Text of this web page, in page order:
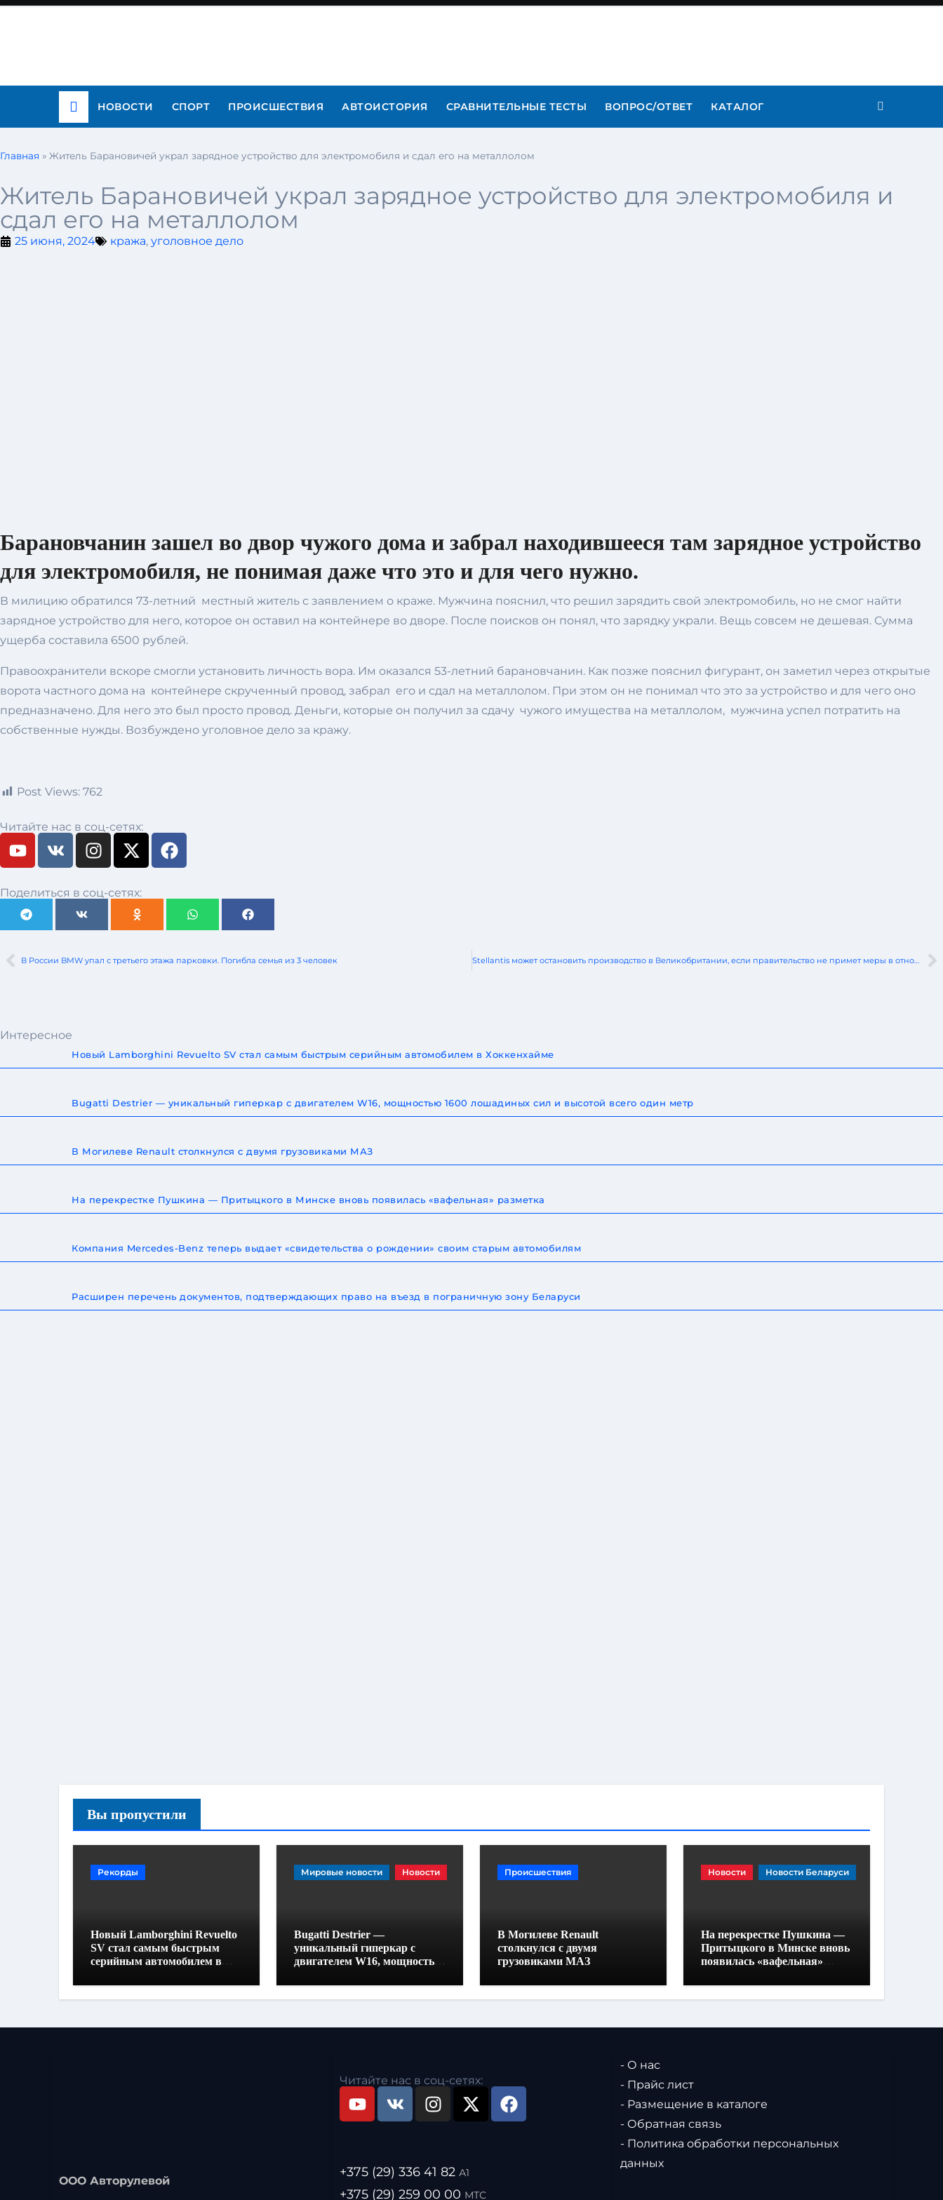
НОВОСТИ СПОРТ ПРОИСШЕСТВИЯ АВТОИСТОРИЯ СРАВНИТЕЛЬНЫЕ ТЕСТЫ ВОПРОС/ОТВЕТ КАТАЛОГ
Главная » Житель Барановичей украл зарядное устройство для электромобиля и сдал его на металлолом
Житель Барановичей украл зарядное устройство для электромобиля и
сдал его на металлолом
25 июня, 2024 кража, уголовное дело
Барановчанин зашел во двор чужого дома и забрал находившееся там зарядное устройство
для электромобиля, не понимая даже что это и для чего нужно.
В милицию обратился 73-летний местный житель с заявлением о краже. Мужчина пояснил, что решил зарядить свой электромобиль, но не смог найти
зарядное устройство для него, которое он оставил на контейнере во дворе. После поисков он понял, что зарядку украли. Вещь совсем не дешевая. Сумма
ущерба составила 6500 рублей.
Правоохранители вскоре смогли установить личность вора. Им оказался 53-летний барановчанин. Как позже пояснил фигурант, он заметил через открытые
ворота частного дома на контейнере скрученный провод, забрал его и сдал на металлолом. При этом он не понимал что это за устройство и для чего оно
предназначено. Для него это был просто провод. Деньги, которые он получил за сдачу чужого имущества на металлолом, мужчина успел потратить на
собственные нужды. Возбуждено уголовное дело за кражу.
Post Views: 762
Читайте нас в соц-сетях:
Поделиться в соц-сетях:
В России BMW упал с третьего этажа парковки. Погибла семья из 3 человек Stellantis может остановить производство в Великобритании, если правительство не примет меры в отношении электромобилей
Интересное
Новый Lamborghini Revuelto SV стал самым быстрым серийным автомобилем в Хоккенхайме
Bugatti Destrier — уникальный гиперкар с двигателем W16, мощностью 1600 лошадиных сил и высотой всего один метр
В Могилеве Renault столкнулся с двумя грузовиками МАЗ
На перекрестке Пушкина — Притыцкого в Минске вновь появилась «вафельная» разметка
Компания Mercedes-Benz теперь выдает «свидетельства о рождении» своим старым автомобилям
Расширен перечень документов, подтверждающих право на въезд в пограничную зону Беларуси
Вы пропустили
Рекорды
Новый Lamborghini Revuelto
SV стал самым быстрым
серийным автомобилем в
Мировые новости Новости
Bugatti Destrier —
уникальный гиперкар с
двигателем W16, мощностью
высотой всего один метр
Происшествия
В Могилеве Renault
столкнулся с двумя
грузовиками МАЗ
Новости Новости Беларуси
На перекрестке Пушкина —
Притыцкого в Минске вновь
появилась «вафельная»
ООО Авторулевой
Читайте нас в соц-сетях:
+375 (29) 336 41 82 А1
+375 (29) 259 00 00 МТС
- О нас
- Прайс лист
- Размещение в каталоге
- Обратная связь
- Политика обработки персональных
данных